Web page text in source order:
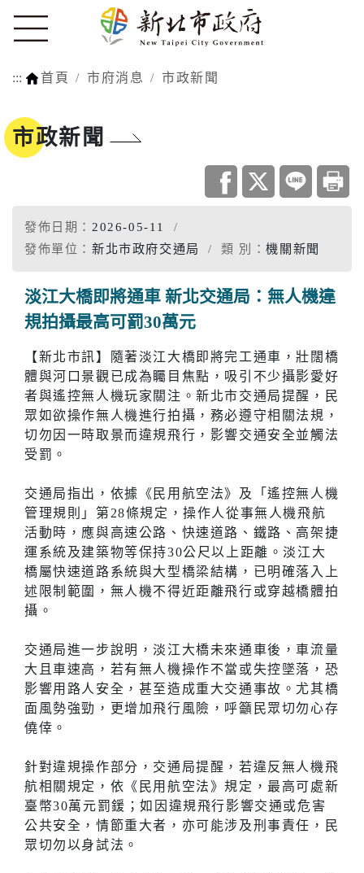
::: 首頁 市府消息 市政新聞
市政新聞
發佈日期： 2026-05-11
發佈單位： 新北市政府交通局 類 別：機關新聞
淡江大橋即將通車 新北交通局：無人機違
規拍攝最高可罰30萬元
【新北市訊】隨著淡江大橋即將完工通車，壯闊橋
體與河口景觀已成為矚目焦點，吸引不少攝影愛好
者與遙控無人機玩家關注。新北市交通局提醒，民
眾如欲操作無人機進行拍攝，務必遵守相關法規，
切勿因一時取景而違規飛行，影響交通安全並觸法
受罰。
交通局指出，依據《民用航空法》及「遙控無人機
管理規則」第28條規定，操作人從事無人機飛航
活動時，應與高速公路、快速道路、鐵路、高架捷
運系統及建築物等保持30公尺以上距離。淡江大
橋屬快速道路系統與大型橋梁結構，已明確落入上
述限制範圍，無人機不得近距離飛行或穿越橋體拍
攝。
交通局進一步說明，淡江大橋未來通車後，車流量
大且車速高，若有無人機操作不當或失控墜落，恐
影響用路人安全，甚至造成重大交通事故。尤其橋
面風勢強勁，更增加飛行風險，呼籲民眾切勿心存
僥倖。
針對違規操作部分，交通局提醒，若違反無人機飛
航相關規定，依《民用航空法》規定，最高可處新
臺幣30萬元罰鍰；如因違規飛行影響交通或危害
公共安全，情節重大者，亦可能涉及刑事責任，民
眾切勿以身試法。